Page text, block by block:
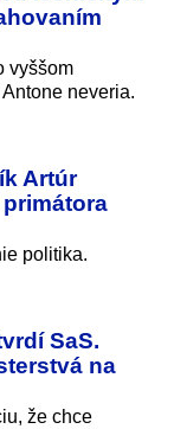
vyššom
neveria.
Artúr
politika.
SaS.
na
že chce